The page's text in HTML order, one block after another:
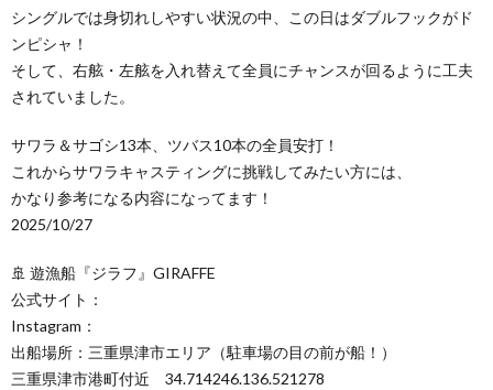
シングルでは身切れしやすい状況の中、この日はダブルフックがド
ンピシャ！
そして、右舷・左舷を入れ替えて全員にチャンスが回るように工夫
されていました。
サワラ＆サゴシ13本、ツバス10本の全員安打！
これからサワラキャスティングに挑戦してみたい方には、
かなり参考になる内容になってます！
2025/10/27
🚢 遊漁船『ジラフ』GIRAFFE
公式サイト：
Instagram：
出船場所：三重県津市エリア（駐車場の目の前が船！）
三重県津市港町付近 34.714246.136.521278